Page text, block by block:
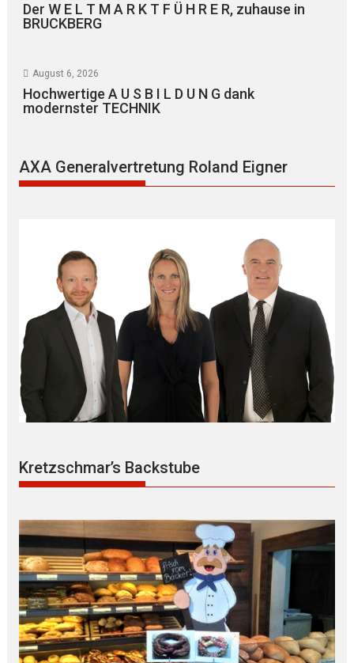
Der W E L T M A R K T F Ü H R E R, zuhause in
BRUCKBERG
August 6, 2026
Hochwertige A U S B I L D U N G dank
modernster TECHNIK
AXA Generalvertretung Roland Eigner
Kretzschmar’s Backstube